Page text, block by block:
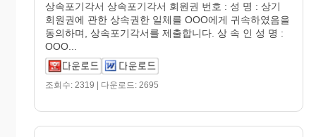
상속포기각서 상속포기각서 회원권 번호 : 성 명 : 상기
회원권에 관한 상속권한 일체를 OOO에게 귀속하였음을
동의하며, 상속포기각서를 제출합니다. 상 속 인 성 명 :
OOO...
조회수: 2319 | 다운로드: 2695